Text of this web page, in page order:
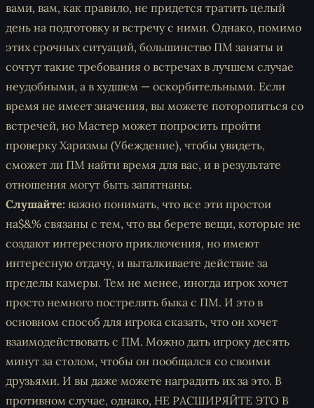
вами, вам, как правило, не придется тратить целый
день на подготовку и встречу с ними. Однако, помимо
этих срочных ситуаций, большинство ПМ заняты и
сочтут такие требования о встречах в лучшем случае
неудобными, а в худшем — оскорбительными. Если
время не имеет значения, вы можете поторопиться со
встречей, но Мастер может попросить пройти
проверку Харизмы (Убеждение), чтобы увидеть,
сможет ли ПМ найти время для вас, и в результате
отношения могут быть запятнаны.
Слушайте: важно понимать, что все эти простои
на$&% связаны с тем, что вы берете вещи, которые не
создают интересного приключения, но имеют
интересную отдачу, и выталкиваете действие за
пределы камеры. Тем не менее, иногда игрок хочет
просто немного пострелять быка с ПМ. И это в
основном способ для игрока сказать, что он хочет
взаимодействовать с ПМ. Можно дать игроку десять
минут за столом, чтобы он пообщался со своими
друзьями. И вы даже можете наградить их за это. В
противном случае, однако, НЕ РАСШИРЯЙТЕ ЭТО В